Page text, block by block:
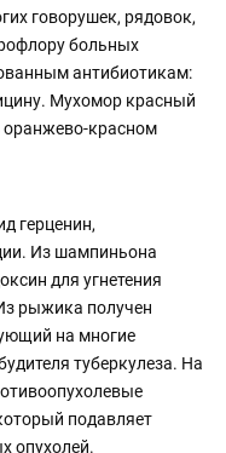
говорушек, рядовок,
больных
антибиотикам:
Мухомор красный
оранжево-красном
герценин,
Из шампиньона
для угнетения
рыжика получен
на многие
туберкулеза. На
подавляет
опухолей.